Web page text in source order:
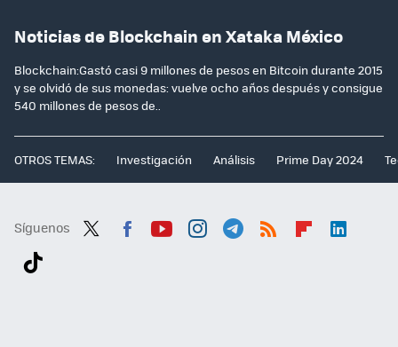
Noticias de Blockchain en Xataka México
Blockchain:Gastó casi 9 millones de pesos en Bitcoin durante 2015
y se olvidó de sus monedas: vuelve ocho años después y consigue
540 millones de pesos de..
OTROS TEMAS: Investigación Análisis Prime Day 2024
Síguenos